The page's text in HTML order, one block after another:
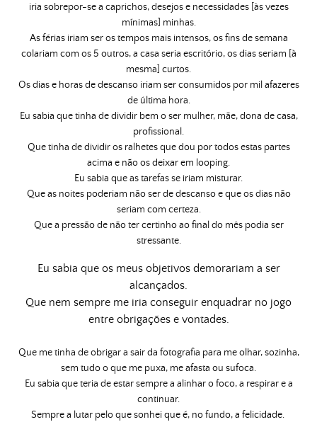
iria sobrepor-se a caprichos, desejos e necessidades [às vezes
mínimas] minhas.
As férias iriam ser os tempos mais intensos, os fins de semana
colariam com os 5 outros, a casa seria escritório, os dias seriam [à
mesma] curtos.
Os dias e horas de descanso iriam ser consumidos por mil afazeres
de última hora.
Eu sabia que tinha de dividir bem o ser mulher, mãe, dona de casa,
profissional.
Que tinha de dividir os ralhetes que dou por todos estas partes
acima e não os deixar em looping.
Eu sabia que as tarefas se iriam misturar.
Que as noites poderiam não ser de descanso e que os dias não
seriam com certeza.
Que a pressão de não ter certinho ao final do mês podia ser
stressante.
Eu sabia que os meus objetivos demorariam a ser
alcançados.
Que nem sempre me iria conseguir enquadrar no jogo
entre obrigações e vontades.
Que me tinha de obrigar a sair da fotografia para me olhar, sozinha,
sem tudo o que me puxa, me afasta ou sufoca.
Eu sabia que teria de estar sempre a alinhar o foco, a respirar e a
continuar.
Sempre a lutar pelo que sonhei que é, no fundo, a felicidade.